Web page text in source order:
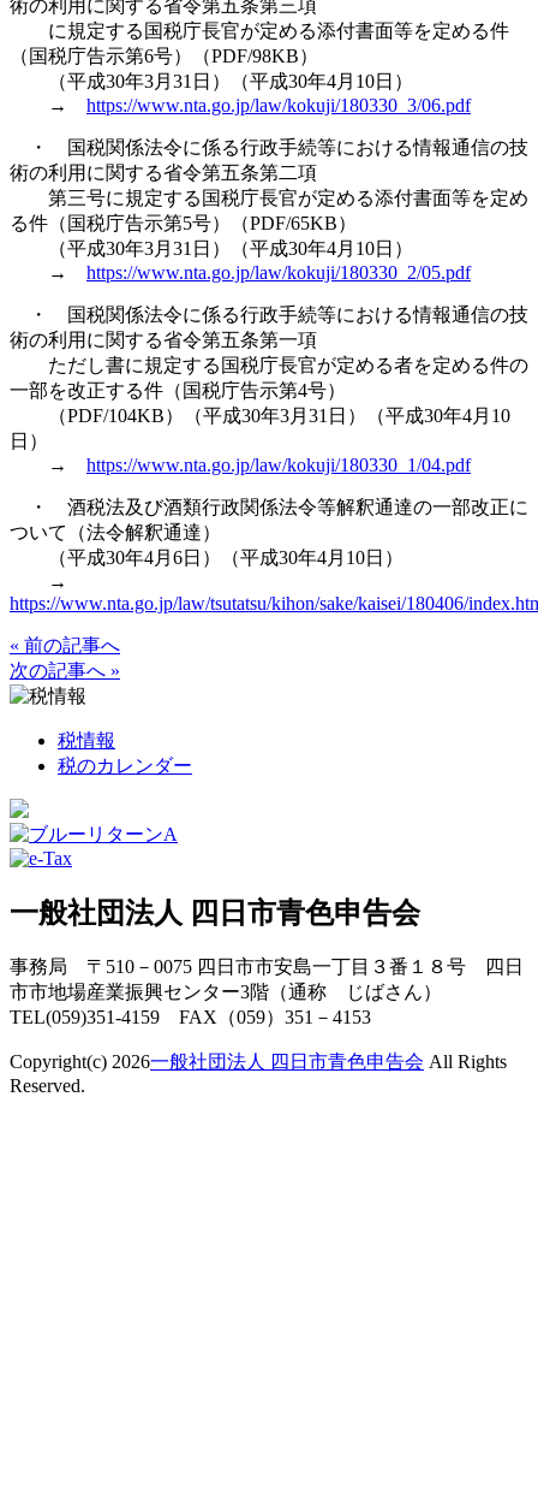
術の利用に関する省令第五条第三項
に規定する国税庁長官が定める添付書面等を定める件
（国税庁告示第6号）（PDF/98KB）
（平成30年3月31日）（平成30年4月10日）
→ https://www.nta.go.jp/law/kokuji/180330_3/06.pdf
・ 国税関係法令に係る行政手続等における情報通信の技
術の利用に関する省令第五条第二項
第三号に規定する国税庁長官が定める添付書面等を定め
る件（国税庁告示第5号）（PDF/65KB）
（平成30年3月31日）（平成30年4月10日）
→ https://www.nta.go.jp/law/kokuji/180330_2/05.pdf
・ 国税関係法令に係る行政手続等における情報通信の技
術の利用に関する省令第五条第一項
ただし書に規定する国税庁長官が定める者を定める件の
一部を改正する件（国税庁告示第4号）
（PDF/104KB）（平成30年3月31日）（平成30年4月10
日）
→ https://www.nta.go.jp/law/kokuji/180330_1/04.pdf
・ 酒税法及び酒類行政関係法令等解釈通達の一部改正に
ついて（法令解釈通達）
（平成30年4月6日）（平成30年4月10日）
→
https://www.nta.go.jp/law/tsutatsu/kihon/sake/kaisei/180406/
« 前の記事へ
次の記事へ »
税情報
税のカレンダー
一般社団法人 四日市青色申告会
事務局 〒510－0075 四日市市安島一丁目３番１８号 四日
市市地場産業振興センター3階（通称 じばさん）
TEL(059)351-4159 FAX（059）351－4153
Copyright(c) 2026一般社団法人 四日市青色申告会 All Rights
Reserved.